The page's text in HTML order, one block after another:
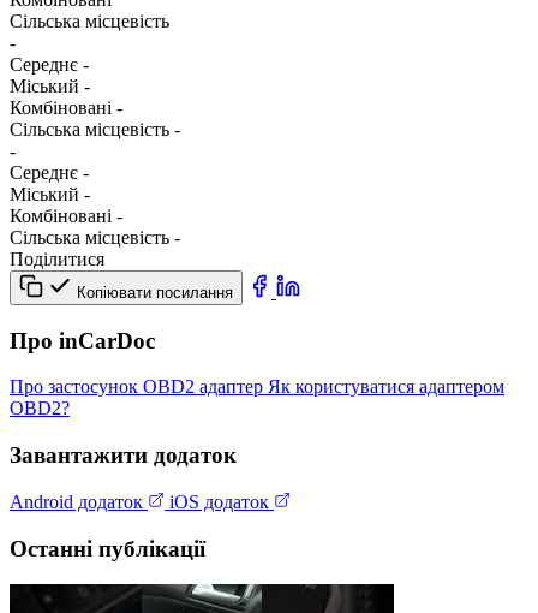
Сільська місцевість
-
Середнє -
Міський -
Комбіновані -
Сільська місцевість -
-
Середнє -
Міський -
Комбіновані -
Сільська місцевість -
Поділитися
Копіювати посилання
Про inCarDoc
Про застосунок OBD2 адаптер Як користуватися адаптером
OBD2?
Завантажити додаток
Android додаток iOS додаток
Останні публікації